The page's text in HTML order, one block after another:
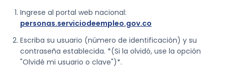
Ingrese al portal web nacional:
personas.serviciodeempleo.gov.co
Escriba su usuario (número de identificación) y su
contraseña establecida. *(Si la olvidó, use la opción
"Olvidé mi usuario o clave")*.